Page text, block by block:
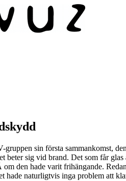
Riskhantering
sin första sammankomst,
beter sig vid brand. Det som får
den hade varit frihängande.
hade naturligtvis inga problem att